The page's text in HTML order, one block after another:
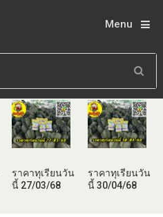
Menu
ราคาทุเรียนวัน
นี้ 27/03/68
ราคาทุเรียนวัน
นี้ 30/04/68